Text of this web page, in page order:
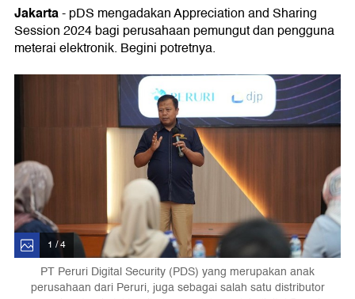
Jakarta- pDS mengadakan Appreciation and Sharing
Session 2024 bagi perusahaan pemungut dan pengguna
meterai elektronik. Begini potretnya.
1 / 4
PT Peruri Digital Security (PDS) yang merupakan anak
perusahaan dari Peruri, juga sebagai salah satu distributor